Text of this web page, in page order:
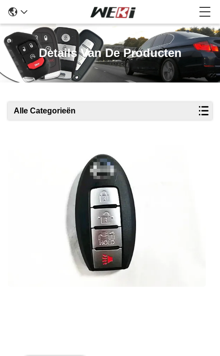
Details Van De Producten
Alle Categorieën